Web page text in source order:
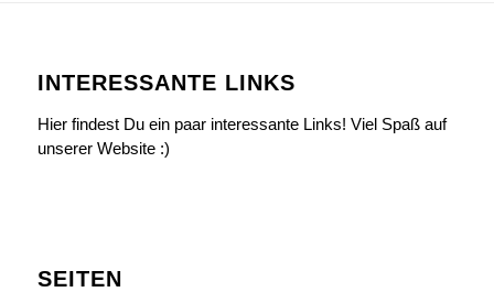
INTERESSANTE LINKS
Hier findest Du ein paar interessante Links! Viel Spaß auf
unserer Website :)
SEITEN